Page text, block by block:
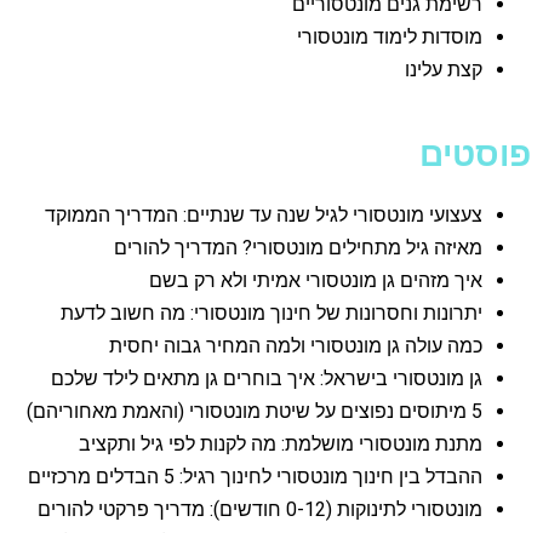
מוסדות לימוד מונטסורי
קצת עלינו
פוסטים
צעצועי מונטסורי לגיל שנה עד שנתיים: המדריך הממוקד
מאיזה גיל מתחילים מונטסורי? המדריך להורים
איך מזהים גן מונטסורי אמיתי ולא רק בשם
יתרונות וחסרונות של חינוך מונטסורי: מה חשוב לדעת
כמה עולה גן מונטסורי ולמה המחיר גבוה יחסית
גן מונטסורי בישראל: איך בוחרים גן מתאים לילד שלכם
5 מיתוסים נפוצים על שיטת מונטסורי (והאמת מאחוריהם)
מתנת מונטסורי מושלמת: מה לקנות לפי גיל ותקציב
ההבדל בין חינוך מונטסורי לחינוך רגיל: 5 הבדלים מרכזיים
מונטסורי לתינוקות (0-12 חודשים): מדריך פרקטי להורים